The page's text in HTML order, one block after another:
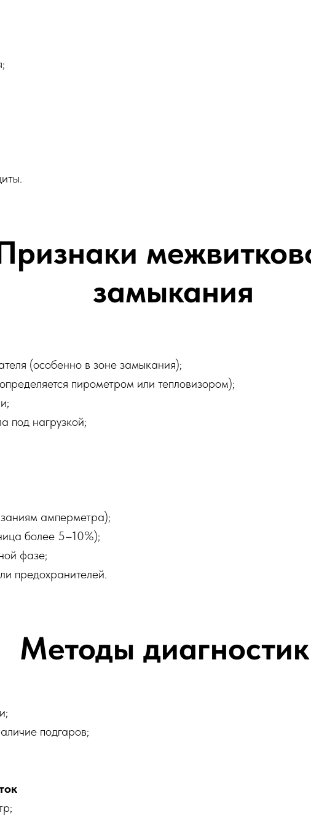
замыкания
(особенно в зоне замыкания);
пирометром или тепловизором);
под нагрузкой;
амперметра);
более 5–10%);
фазе;
предохранителей.
Методы
подгаров;